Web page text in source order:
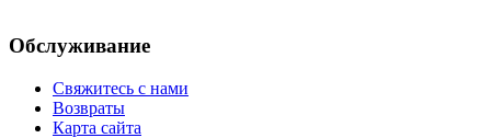
Обслуживание
Свяжитесь с нами
Возвраты
Карта сайта